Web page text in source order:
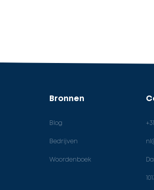
Bronnen
Blog
Bedrijven
Woordenboek